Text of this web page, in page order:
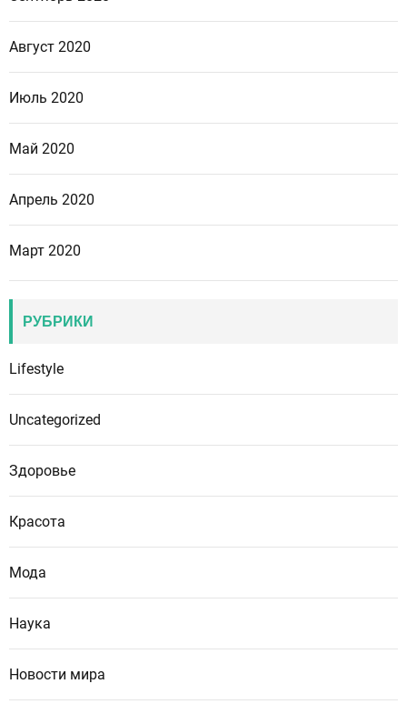
Август 2020
Июль 2020
Май 2020
Апрель 2020
Март 2020
РУБРИКИ
Lifestyle
Uncategorized
Здоровье
Красота
Мода
Наука
Новости мира